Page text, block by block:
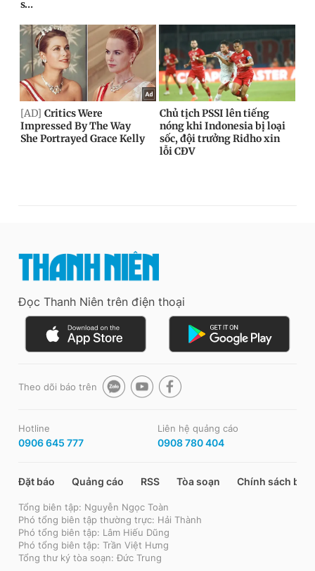
Đọc Thanh Niên trên điện thoại
Theo dõi báo trên
Hotline
0906 645 777
Liên hệ quảng cáo
0908 780 404
Đặt báo Quảng cáo RSS Tòa soạn Chính sách bảo
Tổng biên tập: Nguyễn Ngọc Toàn
Phó tổng biên tập thường trực: Hải Thành
Phó tổng biên tập: Lâm Hiếu Dũng
Phó tổng biên tập: Trần Việt Hưng
Tổng thư ký tòa soạn: Đức Trung